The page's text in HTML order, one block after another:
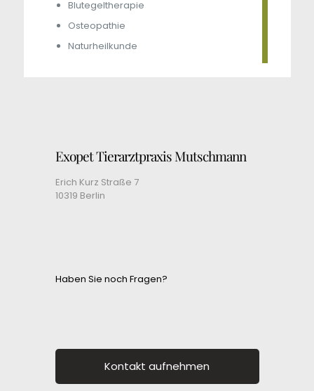
Blutegeltherapie
Osteopathie
Naturheilkunde
Exopet Tierarztpraxis Mutschmann
Erich Kurz Straße 7
10319 Berlin
Haben Sie noch Fragen?
Kontakt aufnehmen